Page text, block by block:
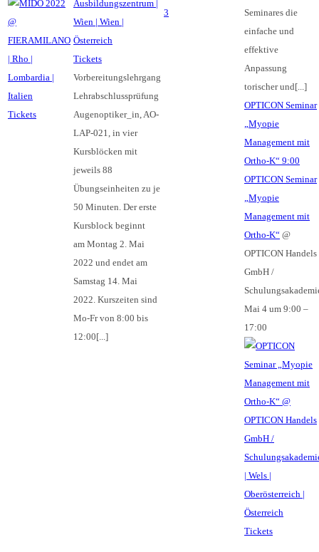
Tickets
Tickets
Vorbereitungslehrgang
Lehrabschlussprüfung
Augenoptiker_in, AO-
LAP-021, in vier
Kursblöcken mit
jeweils 88
Übungseinheiten zu je
50 Minuten. Der erste
Kursblock beginnt
am Montag 2. Mai
2022 und endet am
Samstag 14. Mai
2022. Kurszeiten sind
Mo-Fr von 8:00 bis
12:00[...]
3
Seminares die
einfache und
effektive
Anpassung
torischer und[...]
OPTICON Seminar
„Myopie
Management mit
Ortho-K“ 9:00
OPTICON Seminar
„Myopie
Management mit
Ortho-K“ @
OPTICON Handels
GmbH /
Mai 4 um 9:00 –
17:00
Tickets